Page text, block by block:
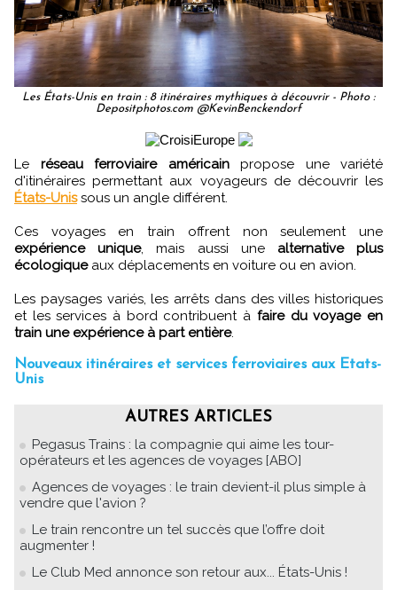
Les États-Unis en train : 8 itinéraires mythiques à découvrir - Photo :
Depositphotos.com @KevinBenckendorf
Le réseau ferroviaire américainpropose une variété
d'itinéraires permettant aux voyageurs de découvrir les
États-Unissous un angle différent.
Ces voyages en train offrent non seulement une
expérience unique, mais aussi une alternative plus
écologiqueaux déplacements en voiture ou en avion.
Les paysages variés, les arrêts dans des villes historiques
et les services à bord contribuent à faire du voyage en
train une expérience à part entière.
Nouveaux itinéraires et services ferroviaires aux Etats-
Unis
AUTRES ARTICLES
Pegasus Trains : la compagnie qui aime les tour-
opérateurs et les agences de voyages [ABO]
Agences de voyages : le train devient-il plus simple à
vendre que l'avion ?
Le train rencontre un tel succès que l’offre doit
augmenter !
Le Club Med annonce son retour aux... États-Unis !